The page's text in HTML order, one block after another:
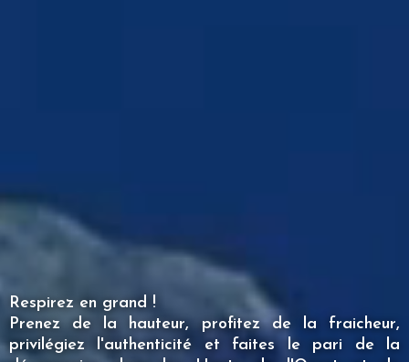
Respirez en grand !
Prenez de la hauteur, profitez de la fraicheur,
privilégiez l'authenticité et faites le pari de la